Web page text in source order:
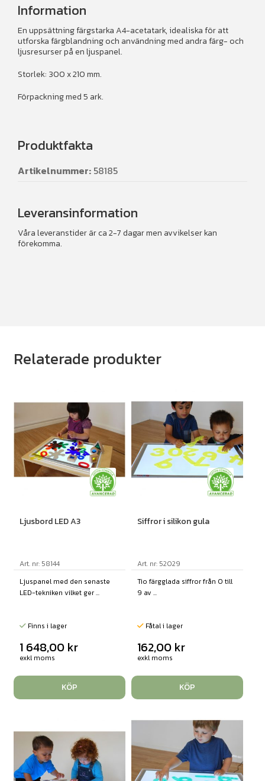
Information
En uppsättning färgstarka A4-acetatark, idealiska för att
utforska färgblandning och användning med andra färg- och
ljusresurser på en ljuspanel.
Storlek: 300 x 210 mm.
Förpackning med 5 ark.
Produktfakta
Artikelnummer: 58185
Leveransinformation
Våra leveranstider är ca 2-7 dagar men avvikelser kan
förekomma.
Relaterade produkter
Ljusbord LED A3
Art. nr: 58144
Ljuspanel med den senaste
LED-tekniken vilket ger ...
Finns i lager
1 648,00 kr
exkl moms
KÖP
Siffror i silikon gula
Art. nr: 52029
Tio färgglada siffror från 0 till
9 av ...
Fåtal i lager
162,00 kr
exkl moms
KÖP